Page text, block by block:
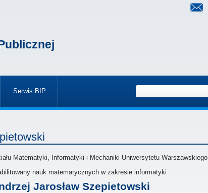
Serwis BIP
»
Matematyki, Informatyki i Mechaniki Uniwersytetu Warszawskiego
nauk matematycznych w zakresie informatyki
Jarosław Szepietowski